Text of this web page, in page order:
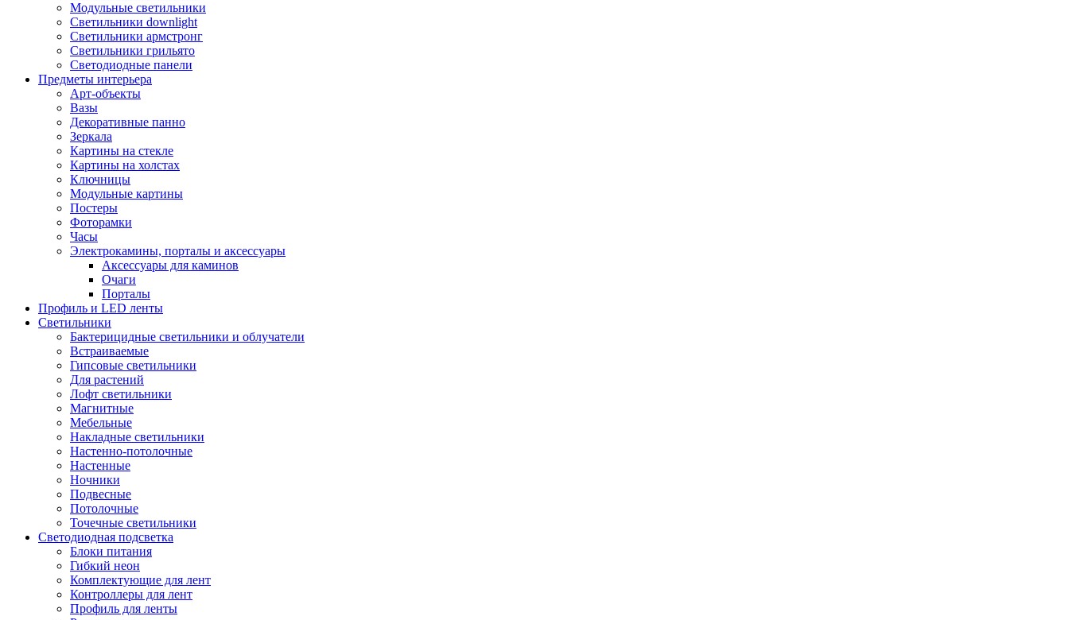
Модульные светильники
Светильники downlight
Светильники армстронг
Светильники грильято
Светодиодные панели
Предметы интерьера
Арт-объекты
Вазы
Декоративные панно
Зеркала
Картины на стекле
Картины на холстах
Ключницы
Модульные картины
Постеры
Фоторамки
Часы
Электрокамины, порталы и аксессуары
Аксессуары для каминов
Очаги
Порталы
Профиль и LED ленты
Светильники
Бактерицидные светильники и облучатели
Встраиваемые
Гипсовые светильники
Для растений
Лофт светильники
Магнитные
Мебельные
Накладные светильники
Настенно-потолочные
Настенные
Ночники
Подвесные
Потолочные
Точечные светильники
Светодиодная подсветка
Блоки питания
Гибкий неон
Комплектующие для лент
Контроллеры для лент
Профиль для ленты